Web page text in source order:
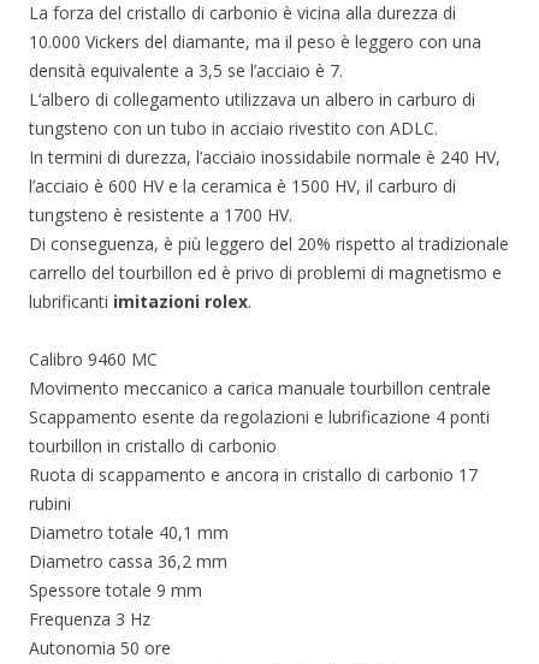
La forza del cristallo di carbonio è vicina alla durezza di
10.000 Vickers del diamante, ma il peso è leggero con una
densità equivalente a 3,5 se l’acciaio è 7.
L’albero di collegamento utilizzava un albero in carburo di
tungsteno con un tubo in acciaio rivestito con ADLC.
In termini di durezza, l’acciaio inossidabile normale è 240 HV,
l’acciaio è 600 HV e la ceramica è 1500 HV, il carburo di
tungsteno è resistente a 1700 HV.
Di conseguenza, è più leggero del 20% rispetto al tradizionale
carrello del tourbillon ed è privo di problemi di magnetismo e
lubrificanti imitazioni rolex.
Calibro 9460 MC
Movimento meccanico a carica manuale tourbillon centrale
Scappamento esente da regolazioni e lubrificazione 4 ponti
tourbillon in cristallo di carbonio
Ruota di scappamento e ancora in cristallo di carbonio 17
rubini
Diametro totale 40,1 mm
Diametro cassa 36,2 mm
Spessore totale 9 mm
Frequenza 3 Hz
Autonomia 50 ore